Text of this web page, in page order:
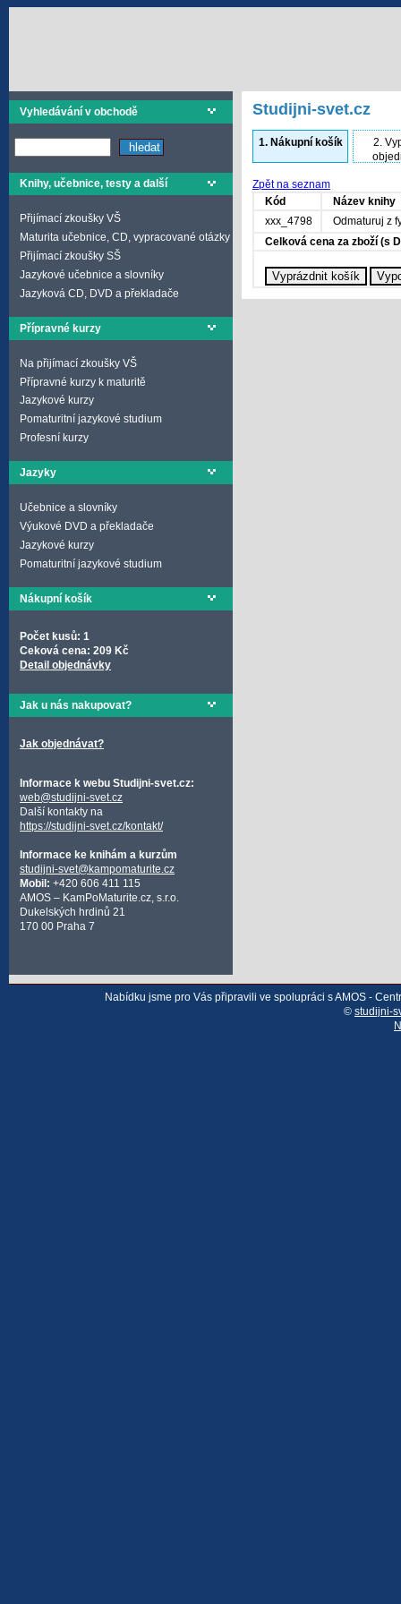
Vyhledávání v obchodě
Knihy, učebnice, testy a další
Přijímací zkoušky VŠ
Maturita učebnice, CD, vypracované otázky
Přijímací zkoušky SŠ
Jazykové učebnice a slovníky
Jazyková CD, DVD a překladače
Přípravné kurzy
Na přijímací zkoušky VŠ
Přípravné kurzy k maturitě
Jazykové kurzy
Pomaturitní jazykové studium
Profesní kurzy
Jazyky
Učebnice a slovníky
Výukové DVD a překladače
Jazykové kurzy
Pomaturitní jazykové studium
Nákupní košík
Počet kusů: 1
Ceková cena: 209 Kč
Detail objednávky
Jak u nás nakupovat?
Jak objednávat?
Informace k webu Studijni-svet.cz:
web@studijni-svet.cz
Další kontakty na
https://studijni-svet.cz/kontakt/
Informace ke knihám a kurzům
studijni-svet@kampomaturite.cz
Mobil: +420 606 411 115
AMOS – KamPoMaturite.cz, s.r.o.
Dukelských hrdinů 21
170 00 Praha 7
Studijni-svet.cz
1.Nákupní košík 2.
Zpět na seznam
Kód
Název knihy
xxx_4798
Odmaturuj z
Celková cena za zboží (s
Nabídku jsme pro Vás připravili ve spolupráci s AMOS -
© studijni-